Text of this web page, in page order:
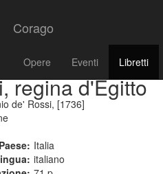
Corago
Opere Eventi Libretti
regina d'Egitto
de' Rossi, [1736]
Paese: Italia
italiano